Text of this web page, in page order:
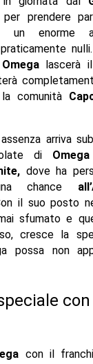
prendere
un enorme
Omega lascerà il
comunità
arriva
di Omega
dove ha
chance
il suo posto
sfumato e
cresce la
possa non
con il